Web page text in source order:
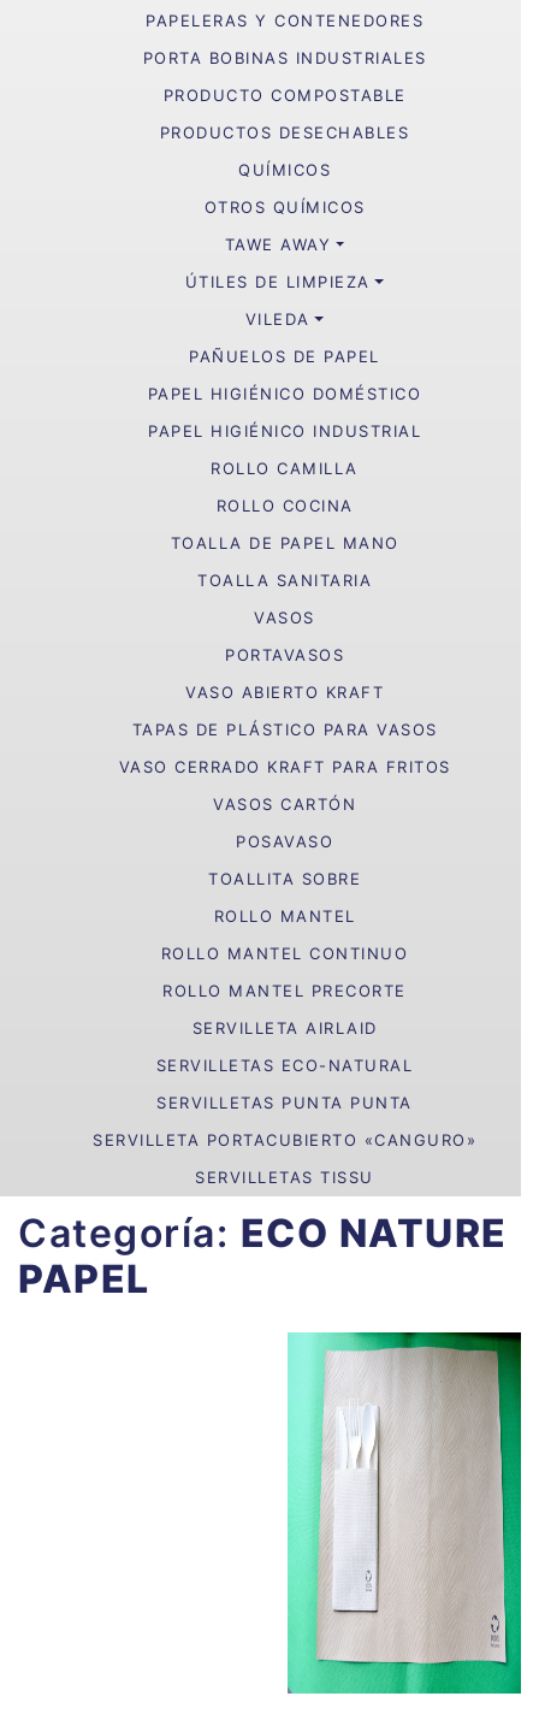
PAPELERAS Y CONTENEDORES
PORTA BOBINAS INDUSTRIALES
PRODUCTO COMPOSTABLE
PRODUCTOS DESECHABLES
QUÍMICOS
OTROS QUÍMICOS
TAWE AWAY
ÚTILES DE LIMPIEZA
VILEDA
PAÑUELOS DE PAPEL
PAPEL HIGIÉNICO DOMÉSTICO
PAPEL HIGIÉNICO INDUSTRIAL
ROLLO CAMILLA
ROLLO COCINA
TOALLA DE PAPEL MANO
TOALLA SANITARIA
VASOS
PORTAVASOS
VASO ABIERTO KRAFT
TAPAS DE PLÁSTICO PARA VASOS
VASO CERRADO KRAFT PARA FRITOS
VASOS CARTÓN
POSAVASO
TOALLITA SOBRE
ROLLO MANTEL
ROLLO MANTEL CONTINUO
ROLLO MANTEL PRECORTE
SERVILLETA AIRLAID
SERVILLETAS ECO-NATURAL
SERVILLETAS PUNTA PUNTA
SERVILLETA PORTACUBIERTO «CANGURO»
SERVILLETAS TISSU
Categoría: ECO NATURE
PAPEL